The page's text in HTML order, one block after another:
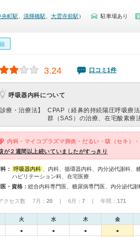
央町駅 清輝橋駅 大雲寺前駅 ） 駐車場あり
3.24 口コミ1件
呼吸器内科について
診療・治療法】
CPAP（経鼻的持続陽圧呼吸療
群（SAS）の治療、在宅酸素療
内科・マイコプラズマ肺炎・だるい・咳（セキ）
が２週間以上続いていましたがすっきり
： 呼吸器内科
、内科、循環器内科、内分泌代謝科、
ハビリテーション科、在宅医療
・資格： 総合内科専門医、糖尿病専門医、内分泌代
クセス数 7月： 20 | 6月： 7 | 年間： 171
火 水 木 金
● ● ● ●